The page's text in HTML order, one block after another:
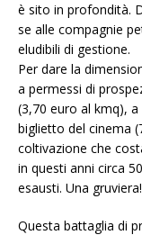
è sito in profondità.
se alle compagnie
eludibili di gestione.
Per dare la
a permessi di
(3,70 euro al kmq),
biglietto del cinema
coltivazione che
in questi anni circa
esausti. Una gruviera!
Questa battaglia di